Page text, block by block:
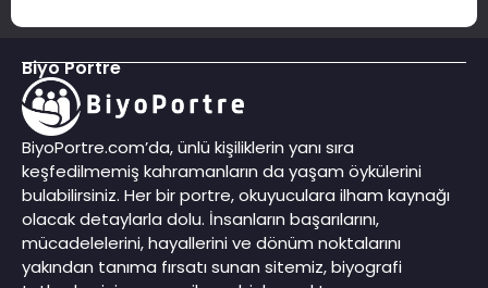
Biyo Portre
BiyoPortre.com’da, ünlü kişiliklerin yanı sıra
keşfedilmemiş kahramanların da yaşam öykülerini
bulabilirsiniz. Her bir portre, okuyuculara ilham kaynağı
olacak detaylarla dolu. İnsanların başarılarını,
mücadelelerini, hayallerini ve dönüm noktalarını
yakından tanıma fırsatı sunan sitemiz, biyografi